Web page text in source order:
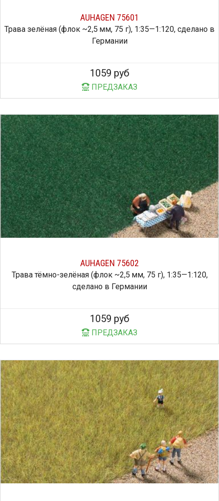
AUHAGEN 75601
Трава зелёная (флок ~2,5 мм, 75 г), 1:35—1:120, сделано в
Германии
1059 руб
ПРЕДЗАКАЗ
AUHAGEN 75602
Трава тёмно-зелёная (флок ~2,5 мм, 75 г), 1:35—1:120,
сделано в Германии
1059 руб
ПРЕДЗАКАЗ